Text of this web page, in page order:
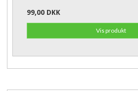
99,00 DKK
Vis produkt